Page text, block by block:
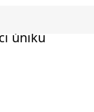
úniku